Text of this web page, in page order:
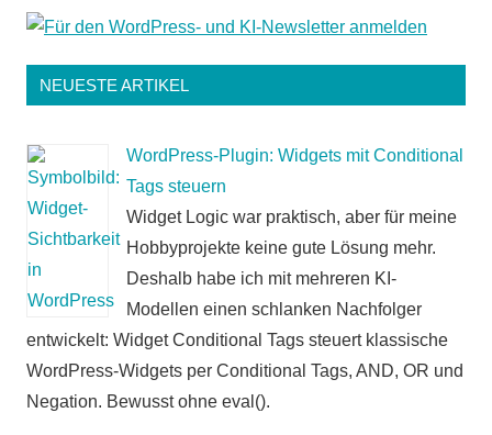
NEUESTE ARTIKEL
WordPress-Plugin: Widgets mit Conditional
Tags steuern
Widget Logic war praktisch, aber für meine
Hobbyprojekte keine gute Lösung mehr.
Deshalb habe ich mit mehreren KI-
Modellen einen schlanken Nachfolger
entwickelt: Widget Conditional Tags steuert klassische
WordPress-Widgets per Conditional Tags, AND, OR und
Negation. Bewusst ohne eval().